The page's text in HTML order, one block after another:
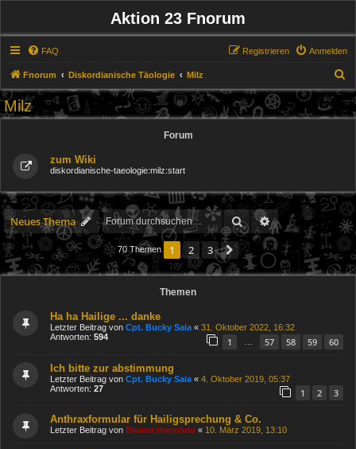
Aktion 23 Fnorum
FAQ Anmelden
Registrieren
Fnorum Diskordianische Täologie Milz
u
Milz
Forum
zum Wiki
diskordianische-taeologie:milz:start
Neues Thema SucheErweiterte Suche
70 Themen 1 2 3 Nächste
Themen
Ha ha Hailige ... danke
Letzter Beitrag von Cpt. Bucky Saia « 31. Oktober 2022, 16:32
Antworten: 594 1 57 58 59 60
Ich bitte zur abstimmung
Letzter Beitrag von Cpt. Bucky Saia « 4. Oktober 2019, 05:37
Antworten: 27 1 2 3
Anthraxformular für Hailigsprechung & Co.
Letzter Beitrag von Bwana Honolulu « 10. März 2019, 13:10